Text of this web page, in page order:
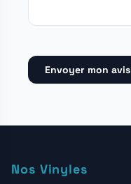
Envoyer mon avis
Nos Vinyles